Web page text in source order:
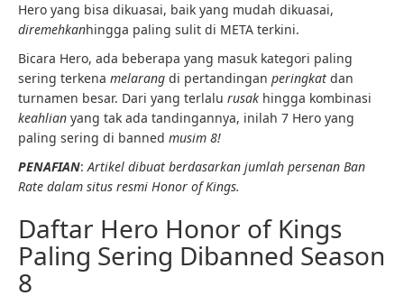
Hero yang bisa dikuasai, baik yang mudah dikuasai,
diremehkanhingga paling sulit di META terkini.
Bicara Hero, ada beberapa yang masuk kategori paling
sering terkena melarang di pertandingan peringkat dan
turnamen besar. Dari yang terlalu rusak hingga kombinasi
keahlian yang tak ada tandingannya, inilah 7 Hero yang
paling sering di banned musim 8!
PENAFIAN:Artikel dibuat berdasarkan jumlah persenan Ban
Rate dalam situs resmi Honor of Kings.
Daftar Hero Honor of Kings
Paling Sering Dibanned Season
8